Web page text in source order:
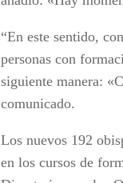
“En este sentido,
personas con
siguiente manera:
comunicado.
Los nuevos 192
en los cursos de